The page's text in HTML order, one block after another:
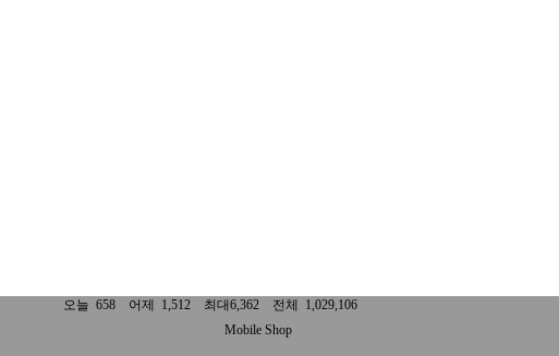
오늘 658 어제 1,512 최대6,362 전체 1,029,106
Mobile Shop